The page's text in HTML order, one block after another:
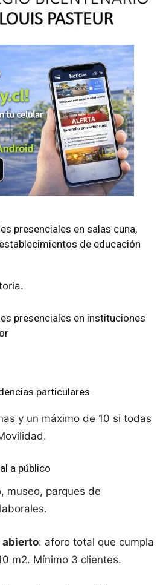
presenciales en salas cuna,
de educación
presenciales en instituciones
particulares
y un máximo de 10 si todas
a público
museo, parques de
abierto: aforo total que cumpla
m2. Mínimo 3 clientes.